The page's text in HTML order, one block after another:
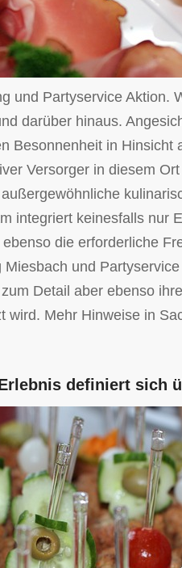
und Partyservice Aktion.
darüber hinaus.
Besonnenheit in Hinsicht
Versorger in diesem
integriert keinesfalls nur
die erforderliche
und
Detail aber ebenso
wird. Mehr Hinweise in
definiert sich